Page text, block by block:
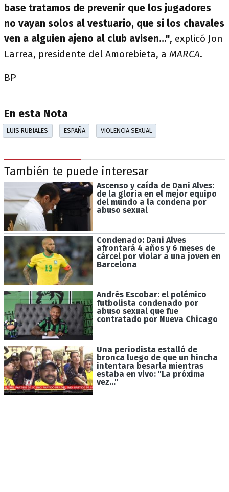
base tratamos de prevenir que los jugadores
no vayan solos al vestuario, que si los chavales
ven a alguien ajeno al club avisen...", explicó Jon
Larrea, presidente del Amorebieta, a MARCA.
BP
En esta Nota
LUIS RUBIALES ESPAÑA VIOLENCIA SEXUAL
También te puede interesar
Ascenso y caída de Dani Alves:
de la gloria en el mejor equipo
del mundo a la condena por
abuso sexual
Condenado: Dani Alves
afrontará 4 años y 6 meses de
cárcel por violar a una joven en
Barcelona
Andrés Escobar: el polémico
futbolista condenado por
abuso sexual que fue
contratado por Nueva Chicago
Una periodista estalló de
bronca luego de que un hincha
intentara besarla mientras
estaba en vivo: "La próxima
vez..."